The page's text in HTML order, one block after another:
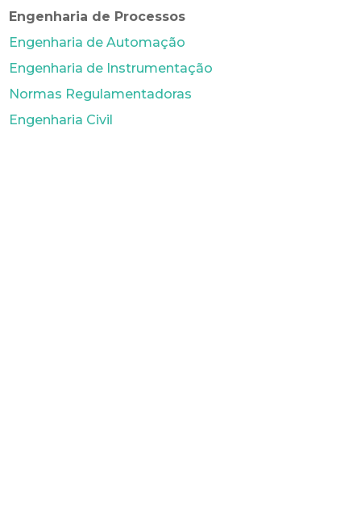
Engenharia de Processos
Engenharia de Automação
Engenharia de Instrumentação
Normas Regulamentadoras
Engenharia Civil